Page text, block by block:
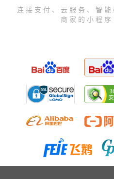
连接支付、云服务、智
商家的小程序